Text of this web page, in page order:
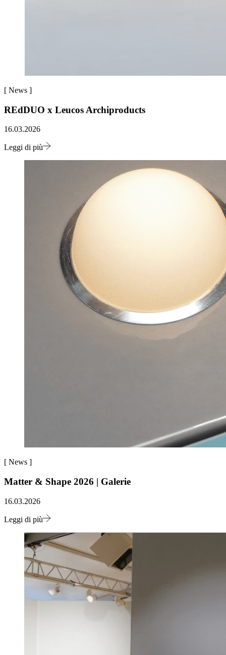
[ News ]
REdDUO x Leucos Archiproducts
16.03.2026
Leggi di più
[ News ]
Matter & Shape 2026 | Galerie
16.03.2026
Leggi di più